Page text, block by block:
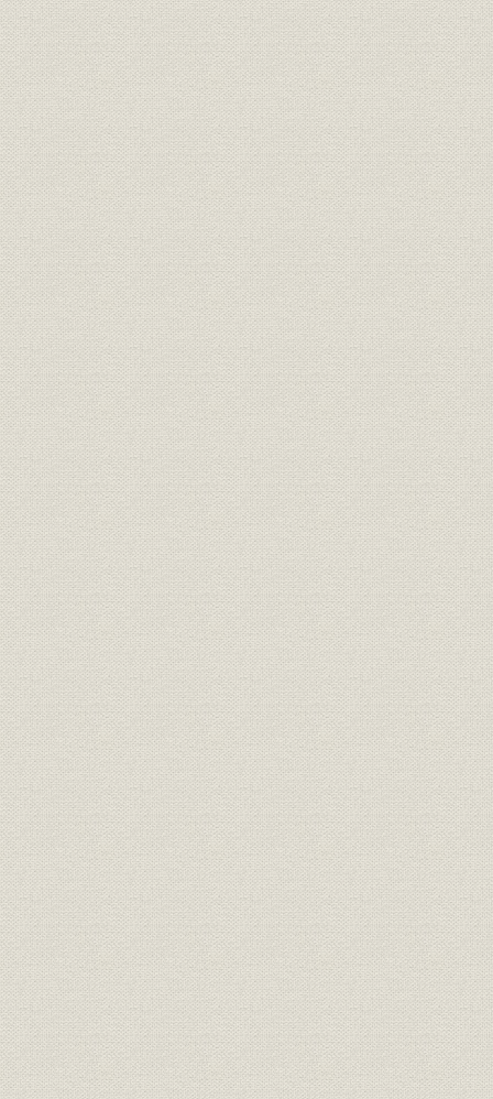
財務・業績;業界 民間生保会社の主要業績の推移
1981年度
度(平成3年
役員
土田[晃透]第13代社長と波多[健
治郎]第14代社長
[1982年(
1990年(平
経営政策
[V2第二期計画・]フィナンシュ
アランスを特集した『社窓』記
事(1988年11月号)
1988年(昭
事業所;営業
首都圏業務部の規模(1983年度
始)
1983年(昭
表彰;催し
110フェスティバル 特別表彰大
会 [於横浜アリーナ]
[1992年(
商品;広告宣伝
ダイヤモンド保険ライフと同グ
ッドライフのパンフレット
[1981年(
商品;売上
ダイヤモンド保険とダイヤモン
ド保険ライフの新契約推移
1981年度
度(平成3年
商品;売上 個人年金保険新契約の推移
1981年度(
度(平成3年
組織;従業員 地方組織と営業職員数の推移
1981年度(
度(平成3年
商品;資産
団体保険・団体年金保険の保有
契約高の推移
1981年度(
年度(平成3
営業;設備
営業職員用の携帯パソコン
[(「カシオDT6000」黒ポケ、白
ポケ)]
[1984年(
資産 資産構成(一般勘定)の推移
1981年度
年度(平成
資産 増加資産構成(一般勘定)の内訳
1981年度(
度(平成3年
1981年度